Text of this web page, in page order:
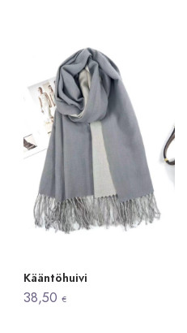
Kääntöhuivi
38,50€